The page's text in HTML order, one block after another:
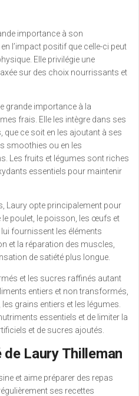
importance à son
l’impact positif que celle-ci peut
Elle privilégie une
sur des choix nourrissants et
grande importance à la
frais. Elle les intègre dans ses
ce soit en les ajoutant à ses
smoothies ou en les
Les fruits et légumes sont riches
essentiels pour maintenir
Laury opte principalement pour
poulet, le poisson, les œufs et
fournissent les éléments
et la réparation des muscles,
de satiété plus longue.
et les sucres raffinés autant
entiers et non transformés,
grains entiers et les légumes.
essentiels et de limiter la
et de sucres ajoutés.
Laury Thilleman
et aime préparer des repas
ses recettes